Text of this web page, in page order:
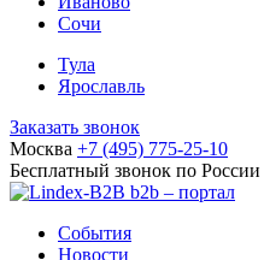
Сочи
Тула
Ярославль
Заказать звонок
Москва +7 (495) 775-25-10
Бесплатный звонок по России
b2b – портал
События
Новости